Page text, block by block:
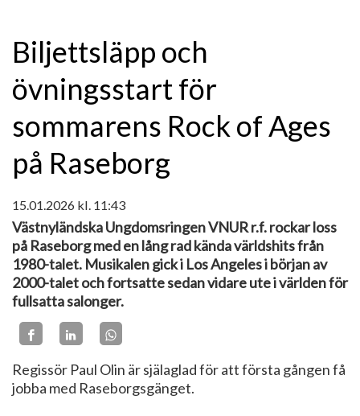
Biljettsläpp och
övningsstart för
sommarens Rock of Ages
på Raseborg
15.01.2026 kl. 11:43
Västnyländska Ungdomsringen VNUR r.f. rockar loss
på Raseborg med en lång rad kända världshits från
1980-talet. Musikalen gick i Los Angeles i början av
2000-talet och fortsatte sedan vidare ute i världen för
fullsatta salonger.
Regissör Paul Olin är själaglad för att första gången få
jobba med Raseborgsgänget.